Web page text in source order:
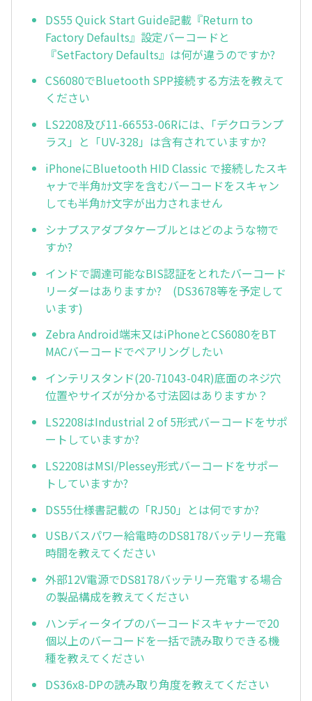
DS55 Quick Start Guide記載『Return to
Factory Defaults』設定バーコードと
『SetFactory Defaults』は何が違うのですか?
CS6080でBluetooth SPP接続する方法を教えて
ください
LS2208及び11-66553-06Rには、｢デクロランプ
ラス」と「UV-328」は含有されていますか?
iPhoneにBluetooth HID Classic で接続したスキ
ャナで半角ｶﾅ文字を含むバーコードをスキャン
しても半角ｶﾅ文字が出力されません
シナプスアダプタケーブルとはどのような物で
すか?
インドで調達可能なBIS認証をとれたバーコード
リーダーはありますか? (DS3678等を予定して
います)
Zebra Android端末又はiPhoneとCS6080をBT
MACバーコードでペアリングしたい
インテリスタンド(20-71043-04R)底面のネジ穴
位置やサイズが分かる寸法図はありますか？
LS2208はIndustrial 2 of 5形式バーコードをサポ
ートしていますか?
LS2208はMSI/Plessey形式バーコードをサポー
トしていますか?
DS55仕様書記載の「RJ50」とは何ですか?
USBバスパワー給電時のDS8178バッテリー充電
時間を教えてください
外部12V電源でDS8178バッテリー充電する場合
の製品構成を教えてください
ハンディータイプのバーコードスキャナーで20
個以上のバーコードを一括で読み取りできる機
種を教えてください
DS36x8-DPの読み取り角度を教えてください